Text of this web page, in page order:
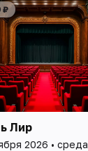
₽
Лир
2026 • среда